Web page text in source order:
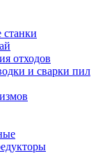
отходов
и сварки пил